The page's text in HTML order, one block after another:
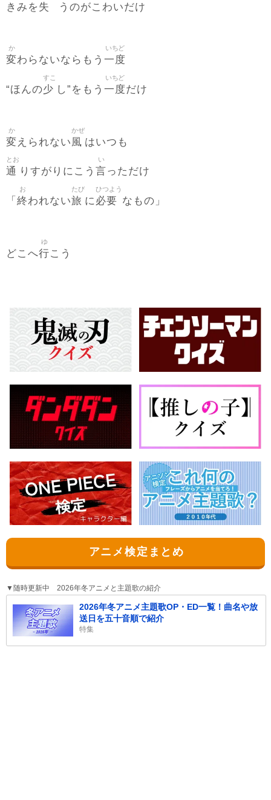
きみを失 うのがこわいだけ
変
か
わらないならもう 一度
いちど
“ほんの少
すこ
し”をもう 一度
いちど
だけ
変
か
えられない風
かぜ
はいつも
通
とお
りすがりにこう 言
い
っただけ
「 終
お
われない旅
たび
に必要
ひつよう
なもの」
どこへ行
ゆ
こう
アニメ検定まとめ
▼随時更新中 2026年冬アニメと主題歌の紹介
2026年冬アニメ主題歌OP・ED一覧！曲名や放
送日を五十音順で紹介
特集